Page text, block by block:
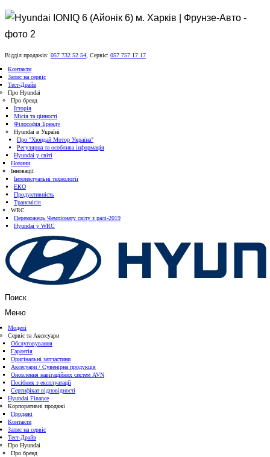
Відділ продажів: 057 732 52 54 Сервіс: 057 757 17 17
Контакти
Запис на сервіс
Тест-Драйв
Про Hyundai
Про бренд
Історія
Місія та цінності
Філософія Бренду
Hyundai в Україні
Про "Хюндай Мотор Україна"
Регулярна та особлива інформація
Hyundai у світі
Новини
Інновації
Інтелектуальні технології
ЕКО
Продуктивність
Трансмісія
WRC
Переможець Чемпіонату світу з ралі-2019
Hyundai у WRC
Поиск
Меню
Моделі
Сервіс та Аксесуари
Обслуговування
Гарантія
Оригінальні запчастини
Аксесуари / Сувенірна продукція
Оновлення навігаційних систем AVN
Посібник з експлуатації
Сертифікат відповідності
Hyundai Finance
Корпоративні продажі
Продажі
Контакти
Запис на сервіс
Тест-Драйв
Про Hyundai
Про бренд